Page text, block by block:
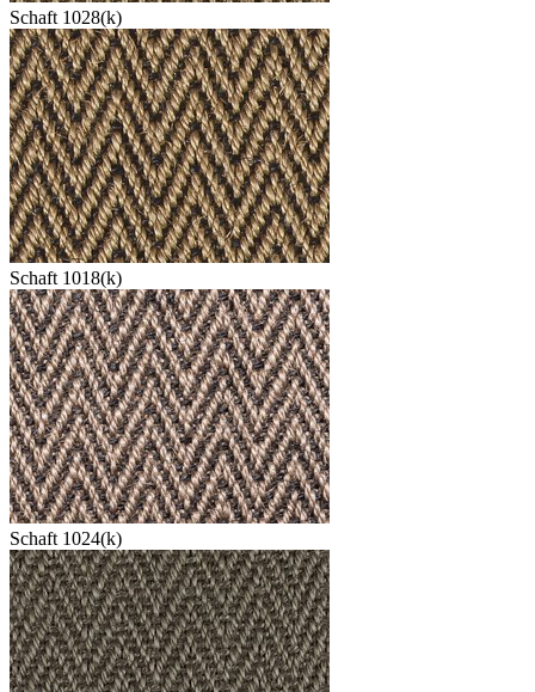
Schaft 1028(k)
Schaft 1018(k)
Schaft 1024(k)